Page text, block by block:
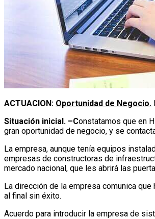
ACTUACION: Oportunidad de Negocio.
Situación inicial. –Constatamos que en
gran oportunidad de negocio, y se
La empresa, aunque tenía equipos
empresas de constructoras de
mercado nacional, que les abrirá las
La dirección de la empresa comunica
al final sin éxito.
Acuerdo para introducir la empresa de